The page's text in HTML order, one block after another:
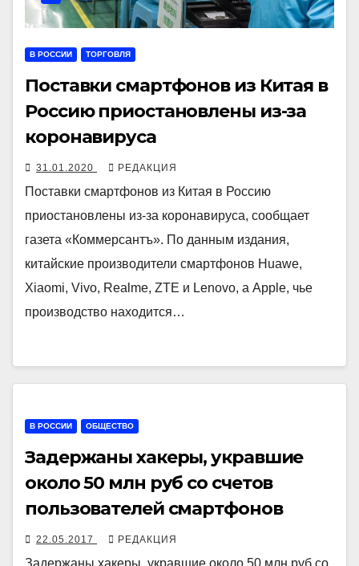
В РОССИИ ТОРГОВЛЯ
Поставки смартфонов из Китая в
Россию приостановлены из-за
коронавируса
31.01.2020 РЕДАКЦИЯ
Поставки смартфонов из Китая в Россию
приостановлены из-за коронавируса, сообщает
газета «Коммерсантъ». По данным издания,
китайские производители смартфонов Huawe,
Xiaomi, Vivo, Realme, ZTE и Lenovo, а Apple, чье
производство находится…
В РОССИИ ОБЩЕСТВО
Задержаны хакеры, укравшие
около 50 млн руб со счетов
пользователей смартфонов
22.05.2017 РЕДАКЦИЯ
Задержаны хакеры, укравшие около 50 млн руб со